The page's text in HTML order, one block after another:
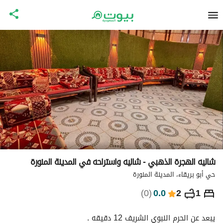
شاليه الهجرة الذهبي - شاليه واستراحه في المدينة المنورة
حي أبو بريقاء، المدينة المنورة
1
2
0.0
(
0
) ⃁
549ليلة
التفاصيل الاماكن القريبة
يبعد عن الحرم النبوي الشريف 12 دقيقه .